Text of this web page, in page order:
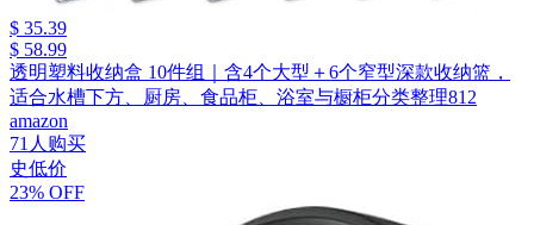
$ 35.39
$ 58.99
透明塑料收纳盒 10件组｜含4个大型＋6个窄型深款收纳篮，
适合水槽下方、厨房、食品柜、浴室与橱柜分类整理812
amazon
71人购买
史低价
23% OFF